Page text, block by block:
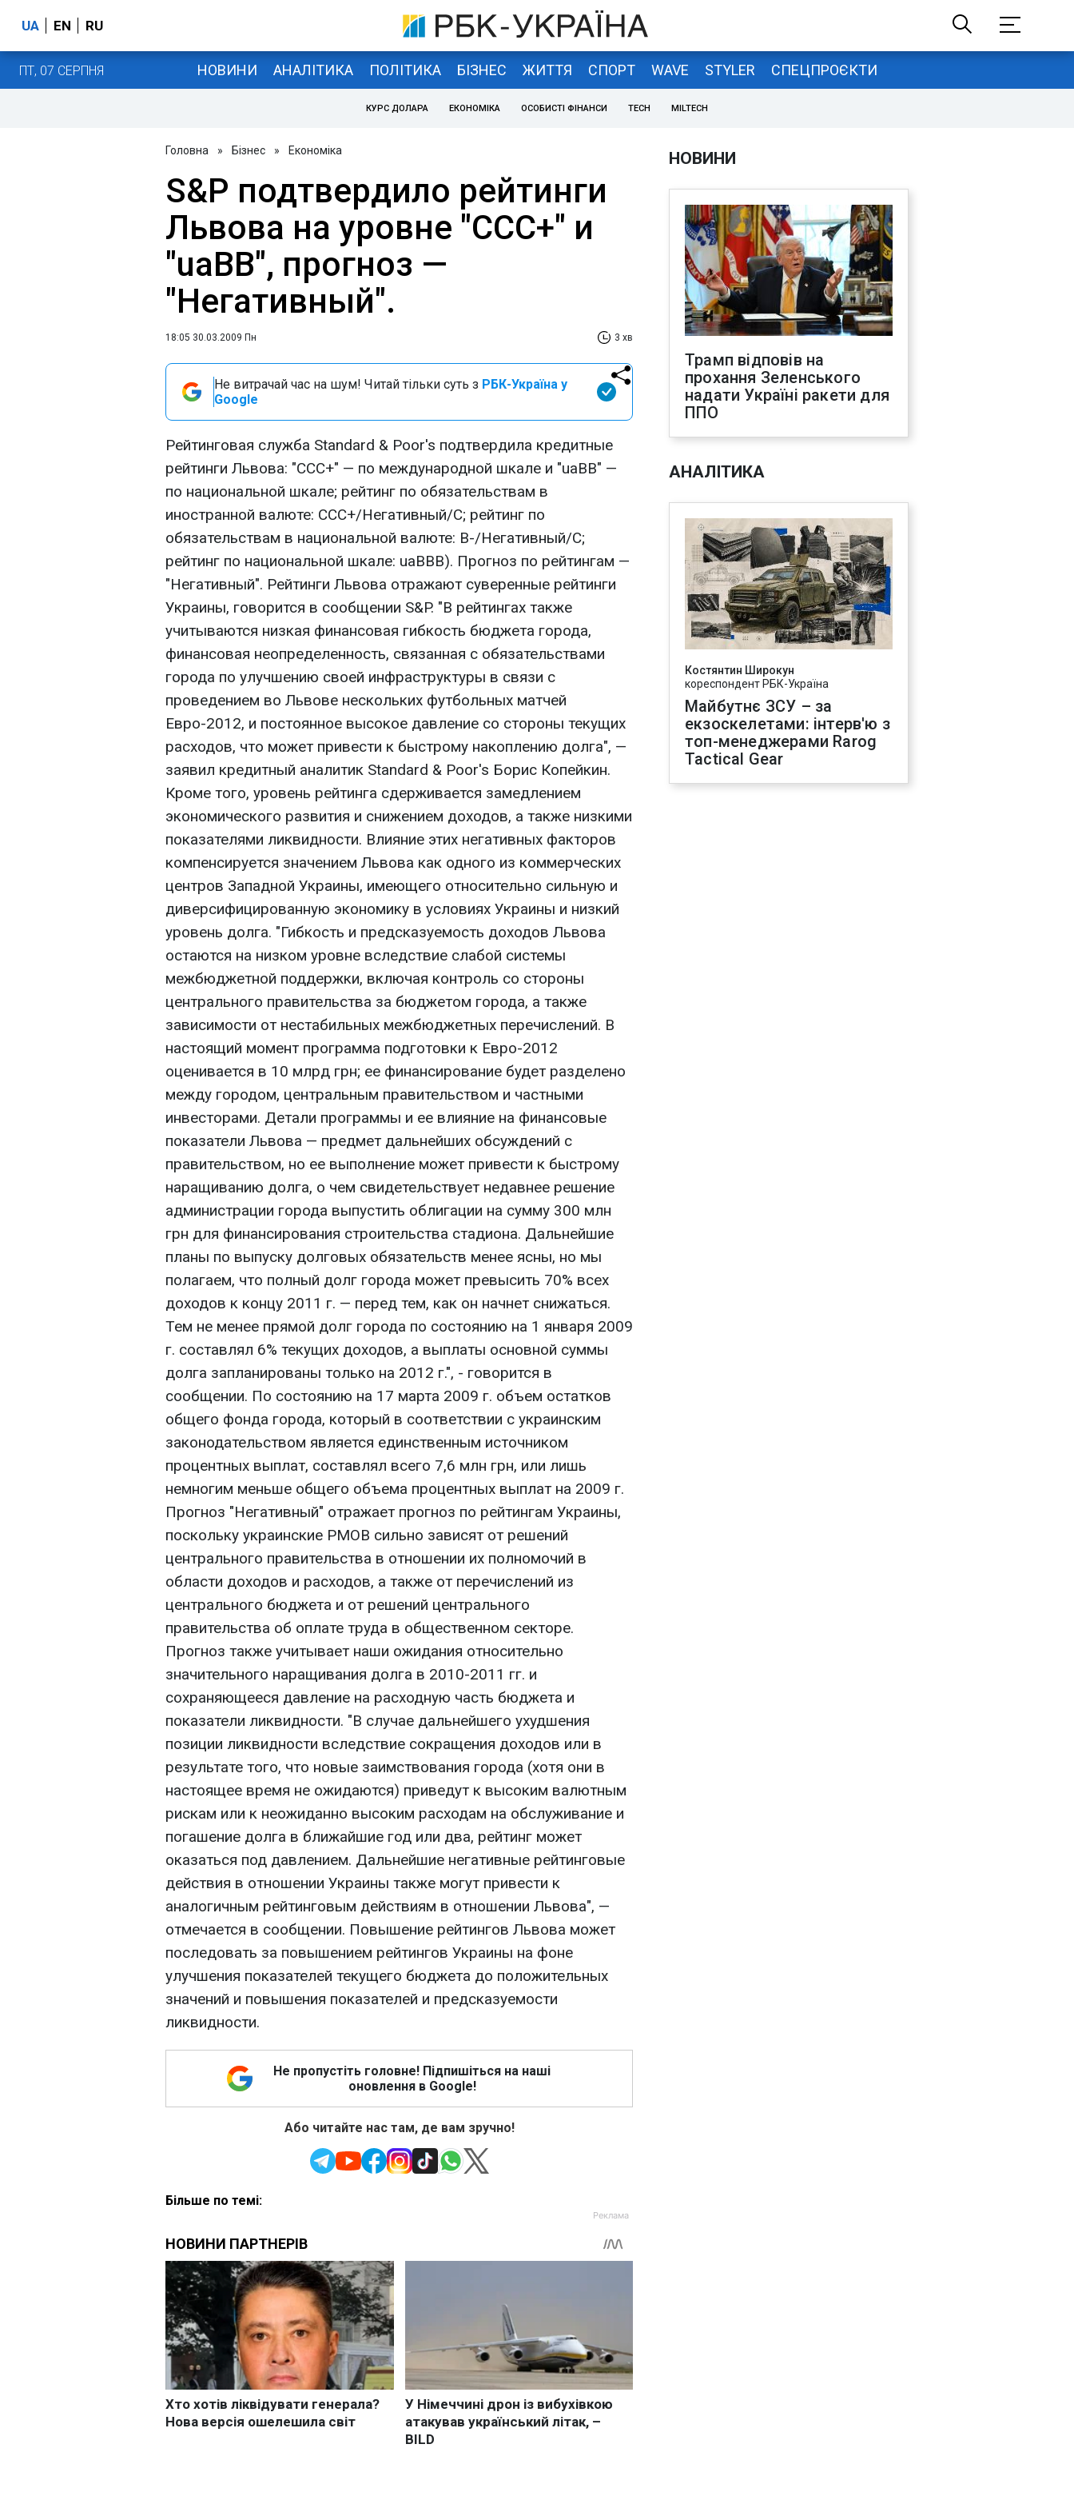
UA EN RU
ПТ, 07 СЕРПНЯ НОВИНИ АНАЛІТИКА ПОЛІТИКА БІЗНЕС ЖИТТЯ СПОРТ WAVE STYLER СПЕЦПРОЄКТИ
КУРС ДОЛАРА ЕКОНОМІКА ОСОБИСТІ ФІНАНСИ TECH MILTECH
Головна » Бізнес » Економіка
S&P подтвердило рейтинги
Львова на уровне "ССС+" и
"uaBB", прогноз —
"Негативный".
18:05 30.03.2009 Пн 3 хв
Не витрачай час на шум! Читай тільки суть з РБК-Україна у
Google
Рейтинговая служба Standard & Poor's подтвердила кредитные
рейтинги Львова: "ССС+" — по международной шкале и "uaBB" —
по национальной шкале; рейтинг по обязательствам в
иностранной валюте: ССС+/Негативный/С; рейтинг по
обязательствам в национальной валюте: В-/Негативный/С;
рейтинг по национальной шкале: uaBBB). Прогноз по рейтингам —
"Негативный". Рейтинги Львова отражают суверенные рейтинги
Украины, говорится в сообщении S&P. "В рейтингах также
учитываются низкая финансовая гибкость бюджета города,
финансовая неопределенность, связанная с обязательствами
города по улучшению своей инфраструктуры в связи с
проведением во Львове нескольких футбольных матчей
Евро-2012, и постоянное высокое давление со стороны текущих
расходов, что может привести к быстрому накоплению долга", —
заявил кредитный аналитик Standard & Poor's Борис Копейкин.
Кроме того, уровень рейтинга сдерживается замедлением
экономического развития и снижением доходов, а также низкими
показателями ликвидности. Влияние этих негативных факторов
компенсируется значением Львова как одного из коммерческих
центров Западной Украины, имеющего относительно сильную и
диверсифицированную экономику в условиях Украины и низкий
уровень долга. "Гибкость и предсказуемость доходов Львова
остаются на низком уровне вследствие слабой системы
межбюджетной поддержки, включая контроль со стороны
центрального правительства за бюджетом города, а также
зависимости от нестабильных межбюджетных перечислений. В
настоящий момент программа подготовки к Евро-2012
оценивается в 10 млрд грн; ее финансирование будет разделено
между городом, центральным правительством и частными
инвесторами. Детали программы и ее влияние на финансовые
показатели Львова — предмет дальнейших обсуждений с
правительством, но ее выполнение может привести к быстрому
наращиванию долга, о чем свидетельствует недавнее решение
администрации города выпустить облигации на сумму 300 млн
грн для финансирования строительства стадиона. Дальнейшие
планы по выпуску долговых обязательств менее ясны, но мы
полагаем, что полный долг города может превысить 70% всех
доходов к концу 2011 г. — перед тем, как он начнет снижаться.
Тем не менее прямой долг города по состоянию на 1 января 2009
г. составлял 6% текущих доходов, а выплаты основной суммы
долга запланированы только на 2012 г.", - говорится в
сообщении. По состоянию на 17 марта 2009 г. объем остатков
общего фонда города, который в соответствии с украинским
законодательством является единственным источником
процентных выплат, составлял всего 7,6 млн грн, или лишь
немногим меньше общего объема процентных выплат на 2009 г.
Прогноз "Негативный" отражает прогноз по рейтингам Украины,
поскольку украинские РМОВ сильно зависят от решений
центрального правительства в отношении их полномочий в
области доходов и расходов, а также от перечислений из
центрального бюджета и от решений центрального
правительства об оплате труда в общественном секторе.
Прогноз также учитывает наши ожидания относительно
значительного наращивания долга в 2010-2011 гг. и
сохраняющееся давление на расходную часть бюджета и
показатели ликвидности. "В случае дальнейшего ухудшения
позиции ликвидности вследствие сокращения доходов или в
результате того, что новые заимствования города (хотя они в
настоящее время не ожидаются) приведут к высоким валютным
рискам или к неожиданно высоким расходам на обслуживание и
погашение долга в ближайшие год или два, рейтинг может
оказаться под давлением. Дальнейшие негативные рейтинговые
действия в отношении Украины также могут привести к
аналогичным рейтинговым действиям в отношении Львова", —
отмечается в сообщении. Повышение рейтингов Львова может
последовать за повышением рейтингов Украины на фоне
улучшения показателей текущего бюджета до положительных
значений и повышения показателей и предсказуемости
ликвидности.
Не пропустіть головне! Підпишіться на наші
оновлення в Google!
Або читайте нас там, де вам зручно!
Більше по темі:
НОВИНИ
Трамп відповів на
прохання Зеленського
надати Україні ракети для
ППО
АНАЛІТИКА
Костянтин Широкун
кореспондент РБК-Україна
Майбутнє ЗСУ – за
екзоскелетами: інтерв'ю з
топ-менеджерами Rarog
Tactical Gear